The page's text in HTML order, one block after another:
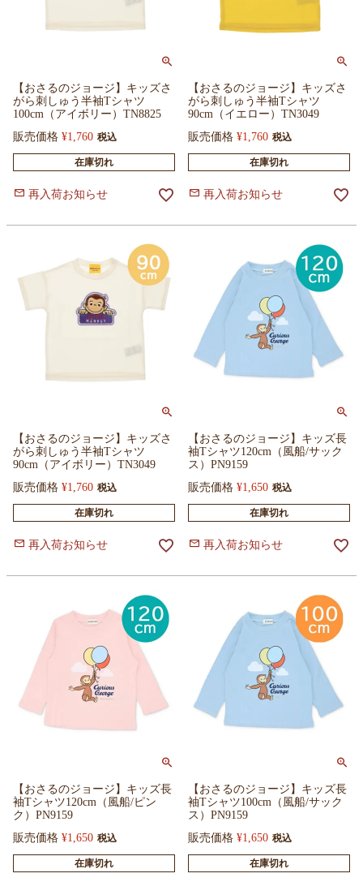
【おさるのジョージ】キッズさ
がら刺しゅう半袖Tシャツ
100cm（アイボリー）TN8825
販売価格 ¥1,760 税込
在庫切れ
再入荷お知らせ
【おさるのジョージ】キッズさ
がら刺しゅう半袖Tシャツ
90cm（イエロー）TN3049
販売価格 ¥1,760 税込
在庫切れ
再入荷お知らせ
【おさるのジョージ】キッズさ
がら刺しゅう半袖Tシャツ
90cm（アイボリー）TN3049
販売価格 ¥1,760 税込
在庫切れ
再入荷お知らせ
【おさるのジョージ】キッズ長
袖Tシャツ120cm（風船/サック
ス）PN9159
販売価格 ¥1,650 税込
在庫切れ
再入荷お知らせ
【おさるのジョージ】キッズ長
袖Tシャツ120cm（風船/ピン
ク）PN9159
販売価格 ¥1,650 税込
在庫切れ
【おさるのジョージ】キッズ長
袖Tシャツ100cm（風船/サック
ス）PN9159
販売価格 ¥1,650 税込
在庫切れ